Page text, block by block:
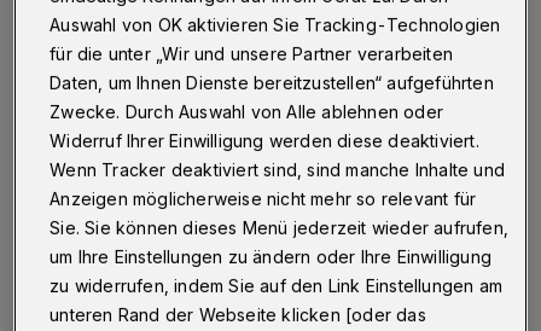
die neue Saison an, werden die ersten schon wieder mit
dem Thema Abstieg konfrontiert. Auch in den Schulen
werden sich manche anstrengen müssen, nicht
frühzeitig abgehängt zu werden.
23.09.2016 , 12:21 Uhr Eine Minute Lesezeit
Auswahl von OK aktivieren Sie Tracking-Technologien
für die unter „Wir und unsere Partner verarbeiten
Daten, um Ihnen Dienste bereitzustellen“ aufgeführten
Zwecke. Durch Auswahl von Alle ablehnen oder
Widerruf Ihrer Einwilligung werden diese deaktiviert.
Wenn Tracker deaktiviert sind, sind manche Inhalte und
Anzeigen möglicherweise nicht mehr so relevant für
Sie. Sie können dieses Menü jederzeit wieder aufrufen,
um Ihre Einstellungen zu ändern oder Ihre Einwilligung
zu widerrufen, indem Sie auf den Link Einstellungen am
unteren Rand der Webseite klicken [oder das